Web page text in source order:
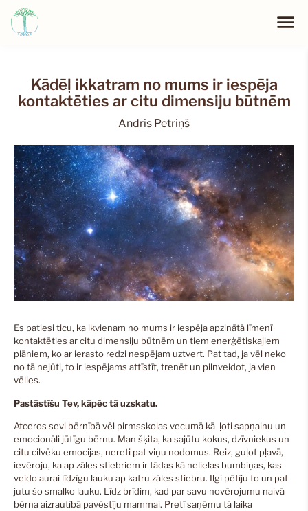
Kādēļ ikkatram no mums ir iespēja
kontaktēties ar citu dimensiju būtnēm
Andris Petriņš
Es patiesi ticu, ka ikvienam no mums ir iespēja apzinātā līmenī
kontaktēties ar citu dimensiju būtnēm un tiem enerģētiskajiem
plāniem, ko ar ierasto redzi nespējam uztvert. Pat tad, ja vēl neko
no tā nejūti, to ir iespējams attīstīt, trenēt un pilnveidot, ja vien
vēlies.
Pastāstīšu Tev, kāpēc tā uzskatu.
Atceros sevi bērnībā vēl pirmsskolas vecumā kā ļoti sapņainu un
emocionāli jūtīgu bērnu. Man šķita, ka sajūtu kokus, dzīvniekus un
citu cilvēku emocijas, nereti pat viņu nodomus. Reiz, guļot pļavā,
ievēroju, ka ap zāles stiebriem ir tādas kā nelielas bumbiņas, kas
veido aurai līdzīgu lauku ap katru zāles stiebru. Ilgi pētīju to un pat
jutu šo smalko lauku. Līdz brīdim, kad par savu novērojumu naivā
bērna aizrautībā pavēstīju mammai. Pretī saņēmu tā laika